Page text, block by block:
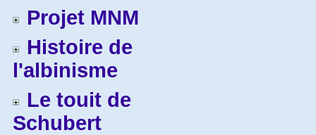
Projet MNM
Histoire de
l'albinisme
Le touit de
Schubert